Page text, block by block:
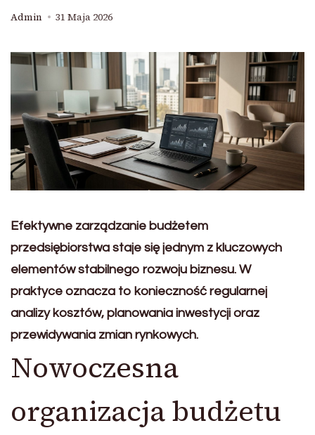
Admin 31 Maja 2026
Efektywne zarządzanie budżetem
przedsiębiorstwa staje się jednym z kluczowych
elementów stabilnego rozwoju biznesu. W
praktyce oznacza to konieczność regularnej
analizy kosztów, planowania inwestycji oraz
przewidywania zmian rynkowych.
Nowoczesna
organizacja budżetu